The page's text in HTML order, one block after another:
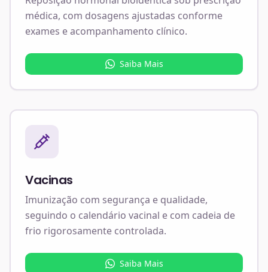
médica, com dosagens ajustadas conforme
exames e acompanhamento clínico.
Saiba Mais
Vacinas
Imunização com segurança e qualidade,
seguindo o calendário vacinal e com cadeia de
frio rigorosamente controlada.
Saiba Mais